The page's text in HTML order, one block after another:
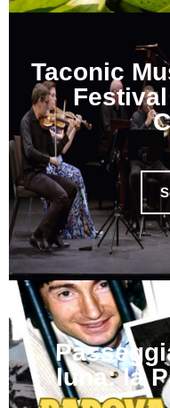
Taconic
luna: la